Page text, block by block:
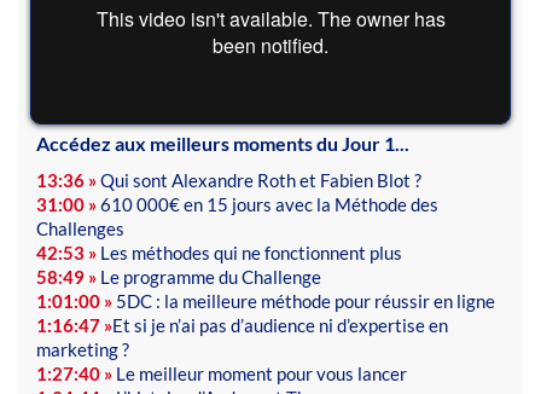
Accédez aux meilleurs moments du Jour 1...
13:36 »Qui sont Alexandre Roth et Fabien Blot ?
31:00 »610 000€ en 15 jours avec la Méthode des
Challenges
42:53 » Les méthodes qui ne fonctionnent plus
58:49 » Le programme du Challenge
1:01:00 » 5DC : la meilleure méthode pour réussir en ligne
1:16:47 »Et si je n’ai pas d’audience ni d’expertise en
marketing ?
1:27:40 » Le meilleur moment pour vous lancer